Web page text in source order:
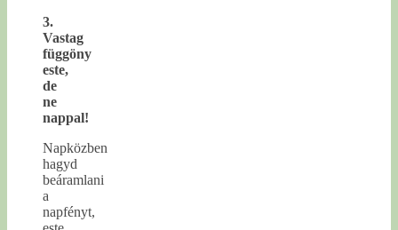
3.
Vastag
függöny
este,
de
ne
nappal!
Napközben
hagyd
beáramlani
a
napfényt,